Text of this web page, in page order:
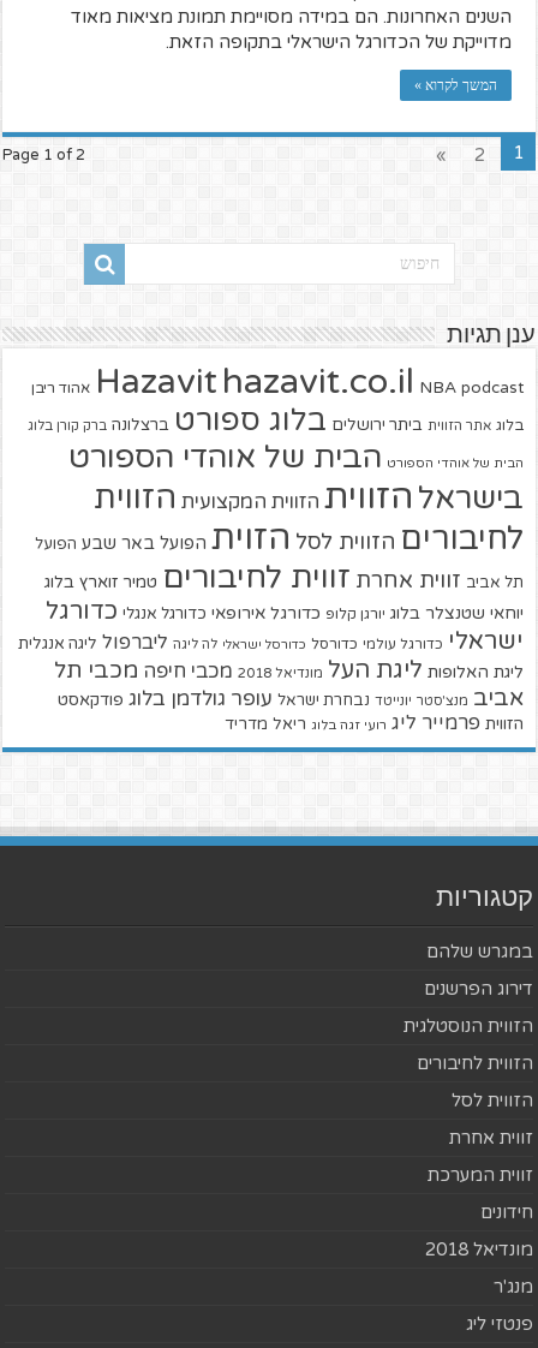
השנים האחרונות. הם במידה מסויימת תמונת מציאות מאוד
מדוייקת של הכדורגל הישראלי בתקופה הזאת.
המשך לקרוא »
Page 1 of 2 1
2
»
ענן תגיות
Hazavit hazavit.co.il NBA podcast אהוד ריבן
בלוג אתר הזווית ביתר ירושלים בלוג ספורט ברצלונה ברק קורן בלוג
הבית של אוהדי הספורט הבית של אוהדי הספורט
בישראל הזווית הזווית המקצועית הזווית
לחיבורים הזווית לסל הזוית הפועל באר שבע הפועל
תל אביב זווית אחרת זווית לחיבורים טמיר זוארץ בלוג
יוחאי שטנצלר בלוג יורגן קלופ כדורגל אירופאי כדורגל אנגלי כדורגל
ישראלי כדורגל עולמי כדורסל כדורסל ישראלי לה ליגה ליברפול ליגה אנגלית
ליגת האלופות ליגת העל מונדיאל 2018 מכבי חיפה מכבי תל
אביב מנצ'סטר יונייטד נבחרת ישראל עופר גולדמן בלוג פודקאסט
הזווית פרמייר ליג רועי זגה בלוג ריאל מדריד
קטגוריות
במגרש שלהם
דירוג הפרשנים
הזווית הנוסטלגית
הזווית לחיבורים
הזווית לסל
זווית אחרת
זווית המערכת
חידונים
מונדיאל 2018
מנג'ר
פנטזי ליג